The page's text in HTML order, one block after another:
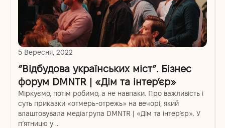
5 Вересня, 2022
“Відбудова українських міст”. Бізнес
форум DMNTR | «Дім та інтер’єр»
Міркуємо, потім робимо, а не навпаки. Про важливість і
суть приказки «отмерь-отрежь» на вечорі, який
влаштовувала медіагрупа DMNTR | «Дім та інтер’єр». У
п’ятницю у ...